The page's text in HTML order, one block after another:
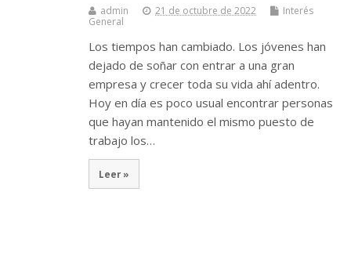
admin 21 de octubre de 2022
Interés
General
Los tiempos han cambiado. Los jóvenes han
dejado de soñar con entrar a una gran
empresa y crecer toda su vida ahí adentro.
Hoy en día es poco usual encontrar personas
que hayan mantenido el mismo puesto de
trabajo los…
Leer »